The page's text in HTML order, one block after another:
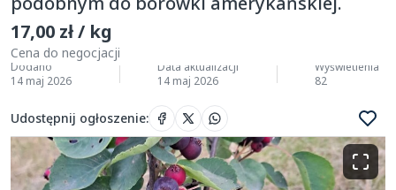
17,00 zł / kg
Cena do negocjacji
Dodano
14 maj 2026
Data aktualizacji
14 maj 2026
Wyświetlenia
82
Udostępnij ogłoszenie: